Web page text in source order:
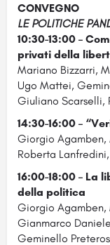
CONVEGNO
LE POLITICHE
10:30-13:00 –
privati della
Mariano Bizzarri,
Ugo Mattei,
Giuliano Scarselli,
14:30-16:00 –
Giorgio Agamben,
Roberta
16:00-18:00 – La
della politica
Giorgio Agamben,
Gianmarco
Geminello